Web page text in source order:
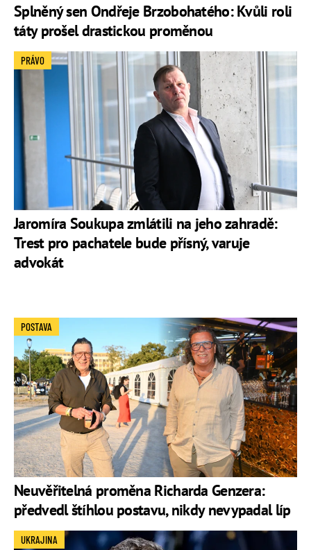
Splněný sen Ondřeje Brzobohatého: Kvůli roli
táty prošel drastickou proměnou
Jaromíra Soukupa zmlátili na jeho zahradě:
Trest pro pachatele bude přísný, varuje
advokát
PRÁVO
Neuvěřitelná proměna Richarda Genzera:
předvedl štíhlou postavu, nikdy nevypadal líp
POSTAVA
UKRAJINA